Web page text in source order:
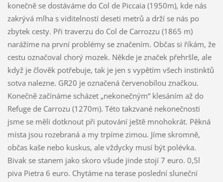
konečně se dostáváme do Col de Piccaia (1950m), kde nás
zakrývá mlha s viditelností deseti metrů a drží se nás po
zbytek cesty. Při traverzu do Col de Carrozzu (1865 m)
narážíme na první problémy se značením. Občas si říkám, že
cestu označoval chorý mozek. Někde je značek přehršle, ale
když je člověk potřebuje, tak je jen s vypětím všech instinktů
sotva nalezne. GR20 je označená červenobílou značkou.
Konečně začínáme scházet „nekonečným“ klesáním až do
Refuge de Carrozu (1270m). Této takzvané nekonečnosti
jsme se měli dotknout při putování ještě mnohokrát. Pěkná
místa jsou rozebraná a my trpíme zimou. Jíme skromně,
občas kaše nebo kuskus, ale vždycky musí být polévka.
Bivak se stanem jako skoro všude jinde stojí 7 euro. 0,5l
piva Pietra 6 euro. Chytáme na terase poslední sluneční